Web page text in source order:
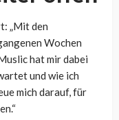
„Mit den
Wochen
hat mir dabei
und wie ich
mich darauf, für